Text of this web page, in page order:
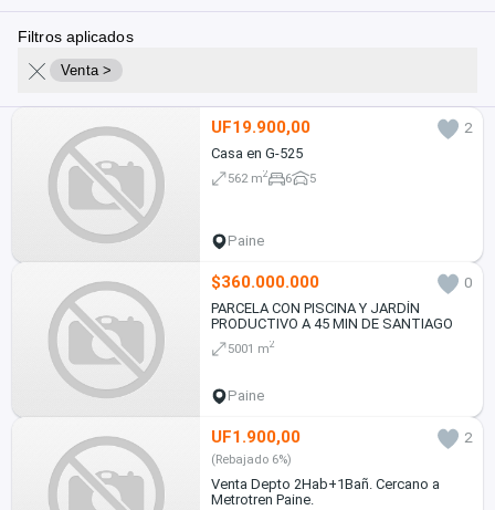
Filtros aplicados
Venta >
UF19.900,00
2
Casa en G-525
562 m2 6 5
Paine
$360.000.000
0
PARCELA CON PISCINA Y JARDÍN
PRODUCTIVO A 45 MIN DE SANTIAGO
5001 m2
Paine
UF1.900,00 2
(Rebajado 6%)
Venta Depto 2Hab+1Bañ. Cercano a
Metrotren Paine.